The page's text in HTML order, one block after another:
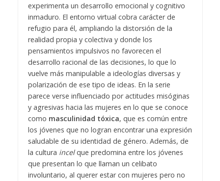
experimenta un desarrollo emocional y cognitivo
inmaduro. El entorno virtual cobra carácter de
refugio para él, ampliando la distorsión de la
realidad propia y colectiva y donde los
pensamientos impulsivos no favorecen el
desarrollo racional de las decisiones, lo que lo
vuelve más manipulable a ideologías diversas y
polarización de ese tipo de ideas. En la serie
parece verse influenciado por actitudes misóginas
y agresivas hacia las mujeres en lo que se conoce
como masculinidad tóxica, que es común entre
los jóvenes que no logran encontrar una expresión
saludable de su identidad de género. Además, de
la cultura incelque predomina entre los jóvenes
que presentan lo que llaman un celibato
involuntario, al querer estar con mujeres pero no